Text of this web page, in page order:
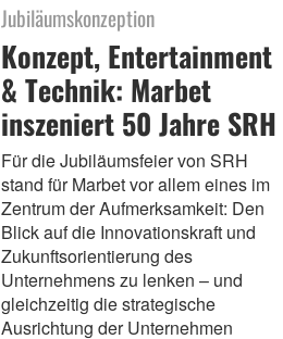
Jubiläumskonzeption
Konzept, Entertainment
& Technik: Marbet
inszeniert 50 Jahre SRH
Für die Jubiläumsfeier von SRH
stand für Marbet vor allem eines im
Zentrum der Aufmerksamkeit: Den
Blick auf die Innovationskraft und
Zukunftsorientierung des
Unternehmens zu lenken – und
gleichzeitig die strategische
Ausrichtung der Unternehmen